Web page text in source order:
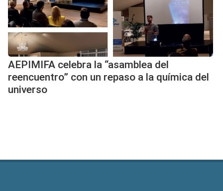
AEPIMIFA celebra la “asamblea del
reencuentro” con un repaso a la química del
universo